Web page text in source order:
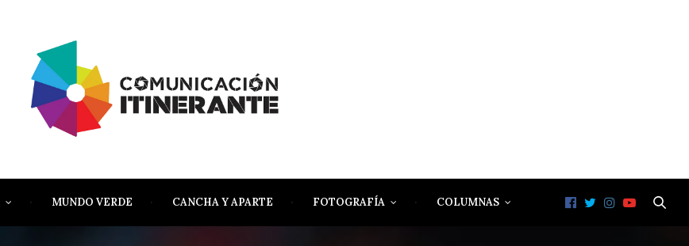
MUNDO VERDE CANCHA Y APARTE FOTOGRAFÍA COLUMNAS